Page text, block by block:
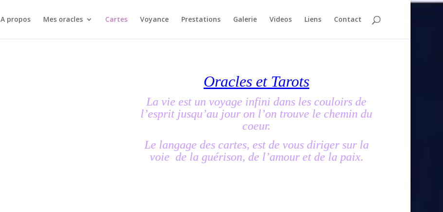
A propos Mes oracles Cartes Voyance Prestations Galerie Videos Liens Contact
Oracles et Tarots
La vie est un voyage infini dans les couloirs de
l’esprit jusqu’au jour on l’on trouve le chemin du
coeur.
Le langage des cartes, est de vous diriger sur la
voie de la guérison, de l’amour et de la paix.